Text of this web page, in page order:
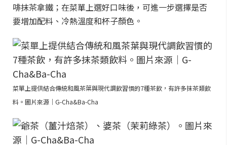
啡抹茶拿鐵；在菜單上選好口味後，可進一步選擇是否
要增加配料、冷熱溫度和杯子顏色。
菜單上提供結合傳統和風茶葉與現代調飲習慣的7種茶飲，有許多抹茶類飲
料。圖片來源｜G-Cha&Ba-Cha